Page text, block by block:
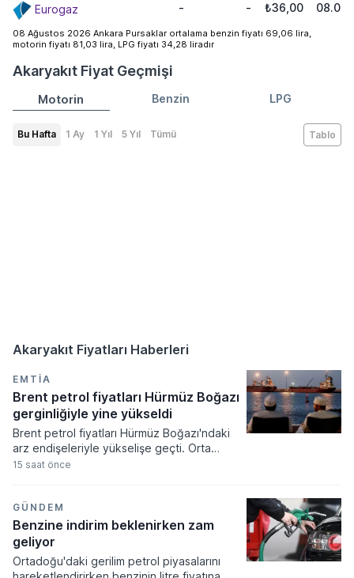
Eurogaz - - ₺36,00
08 Ağustos 2026 Ankara Pursaklar ortalama benzin fiyatı 69,06 lira,
motorin fiyatı 81,03 lira, LPG fiyatı 34,28 liradır
Akaryakıt Fiyat Geçmişi
Motorin Benzin LPG
Bu Hafta 1 Ay 1 Yıl 5 Yıl Tümü Tablo
Akaryakıt Fiyatları Haberleri
EMTIA
Brent petrol fiyatları Hürmüz Boğazı
gerginliğiyle yine yükseldi
Brent petrol fiyatları Hürmüz Boğazı'ndaki
arz endişeleriyle yükselişe geçti. Orta
Doğu'daki jeopolitik gerginlikler ve
fiyatlamaları yukarı yönlü etkiliyor.
15 saat önce
GÜNDEM
Benzine indirim beklenirken zam
geliyor
Ortadoğu'daki gerilim petrol piyasalarını